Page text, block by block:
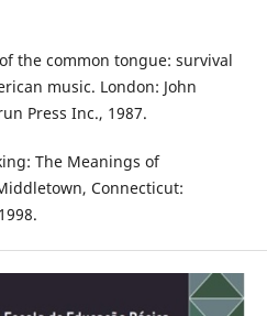
the common tongue: survival
music. London: John
Press Inc., 1987.
The Meanings of
Connecticut: